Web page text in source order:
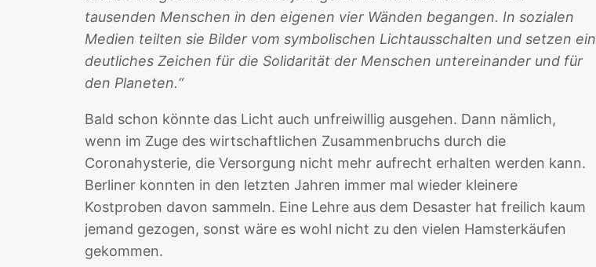
tausenden Menschen in den eigenen vier Wänden begangen. In sozialen
Medien teilten sie Bilder vom symbolischen Lichtausschalten und setzen ein
deutliches Zeichen für die Solidarität der Menschen untereinander und für
den Planeten.“
Bald schon könnte das Licht auch unfreiwillig ausgehen. Dann nämlich,
wenn im Zuge des wirtschaftlichen Zusammenbruchs durch die
Coronahysterie, die Versorgung nicht mehr aufrecht erhalten werden kann.
Berliner konnten in den letzten Jahren immer mal wieder kleinere
Kostproben davon sammeln. Eine Lehre aus dem Desaster hat freilich kaum
jemand gezogen, sonst wäre es wohl nicht zu den vielen Hamsterkäufen
gekommen.